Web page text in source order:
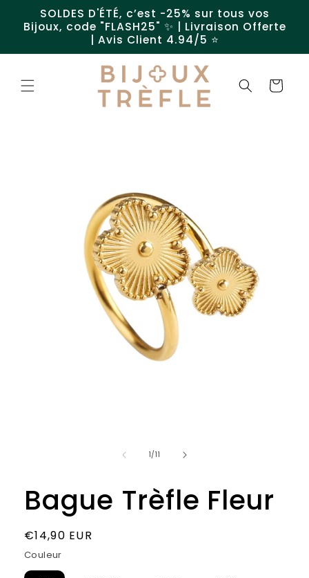
passer
au
SOLDES D'ÉTÉ, c’est -25% sur tous vos
Bijoux, code "FLASH25" ✨ | Livraison Offerte
| Avis Client 4.94/5 ⭐️
Panier
1/de
11
Bague Trèfle Fleur
Prix
habituel
€14,90 EUR
Couleur